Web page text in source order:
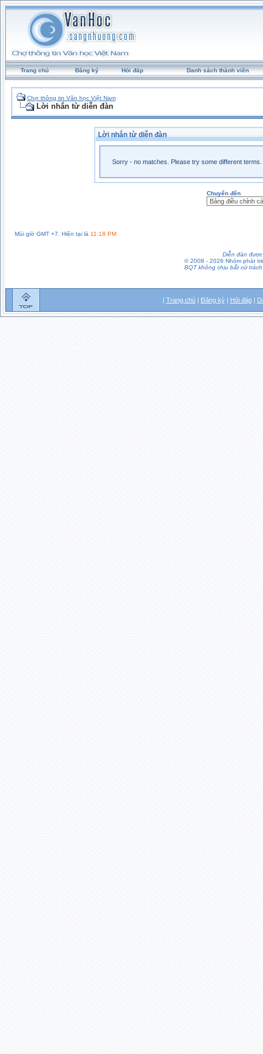
Trang chủ Đăng ký Hỏi đáp Danh sách thành viên
Chợ thông tin Văn học Việt Nam
Lời nhắn từ diễn đàn
Lời nhắn từ diễn đàn
Sorry - no matches. Please try some different terms.
Chuyển đến
Múi giờ GMT +7. Hiện tại là 11:18 PM
Diễn đàn
© 2008 - 2026 Nhóm phát
BQT không chịu bất cứ
| Trang chủ| Đăng ký| Hỏi đáp|